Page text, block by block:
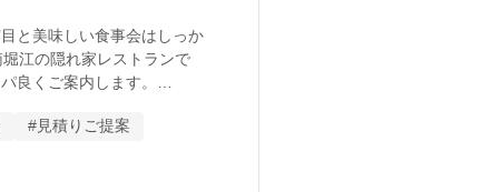
と美味しい食事会はしっか
江の隠れ家レストランで
良くご案内します。
う方へご紹介も。
#見積りご提案